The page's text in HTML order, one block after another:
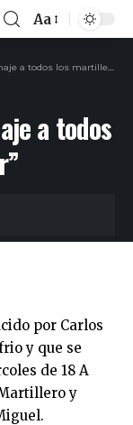
Aa
los martilleros del sector”
a todos
por Carlos
y que se
de 18 A
y